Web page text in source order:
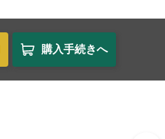
購入手続きへ